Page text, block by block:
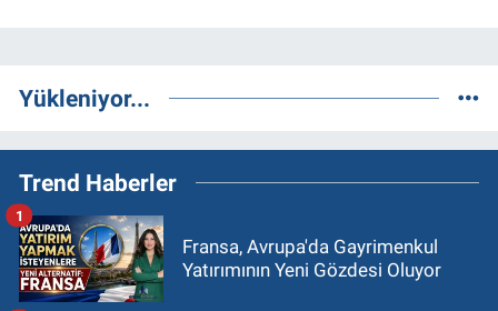
Yükleniyor...
Trend Haberler
Fransa, Avrupa'da Gayrimenkul
Yatırımının Yeni Gözdesi Oluyor
1